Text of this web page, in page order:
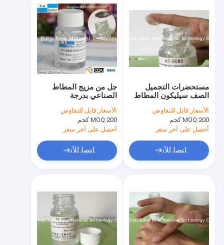
برايمر عضوي للوجه
كابريل الميثيكون
بولي ميثيل سيلسيسكوكسان
هلام المرن من السيليكون
هلام مطاط السيليكون للماء
زيت سيليكون قابل للذوبان في الماء
سائل حريري مرن
سيليكون متطاير
جل من مزيج المطاط
الصناعي بدرجة
تشتت ممتاز BT-9080
الأسعار:قابل للتفاوض
MOQ:200 كجم
أحصل على آخر سعر
ﺎﺘﺼﻟ ﺍﻶﻧ
مستحضرات التجميل
الصف سيليكون المطاط
سماكة عالية
الأسعار:قابل للتفاوض
MOQ:200 كجم
أحصل على آخر سعر
ﺎﺘﺼﻟ ﺍﻶﻧ